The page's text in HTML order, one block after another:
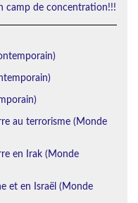
camp de concentration!!!
au terrorisme (Monde
en Irak (Monde
et en Israël (Monde